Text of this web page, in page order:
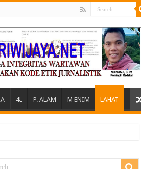
4L P. ALAM M ENIM LAHAT